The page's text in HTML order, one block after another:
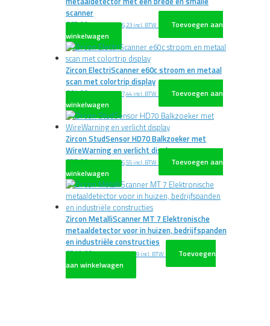
scanner
€63,00 excl. BTW€76,23 incl. BTW
Toevoegen aan
winkelwagen
Zircon ElectriScanner e60c stroom en metaal
scan met colortrip display
€64,00 excl. BTW€77,44 incl. BTW
Toevoegen aan
winkelwagen
Zircon StudSensor HD70 Balkzoeker met
WireWarning en verlicht display
€55,00 excl. BTW€66,55 incl. BTW
Toevoegen aan
winkelwagen
Zircon MetalliScanner MT 7 Elektronische
metaaldetector voor in huizen, bedrijfspanden
en industriële constructies
€219,00 excl. BTW€264,99 incl. BTW
Toevoegen
aan winkelwagen